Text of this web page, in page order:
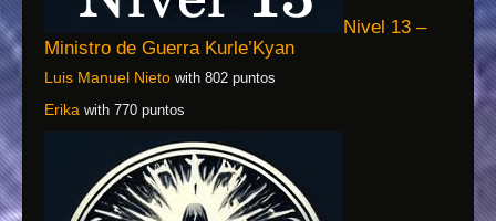
Nivel 13 –
Ministro de Guerra Kurle’Kyan
Luis Manuel Nieto with 802 puntos
Erika with 770 puntos